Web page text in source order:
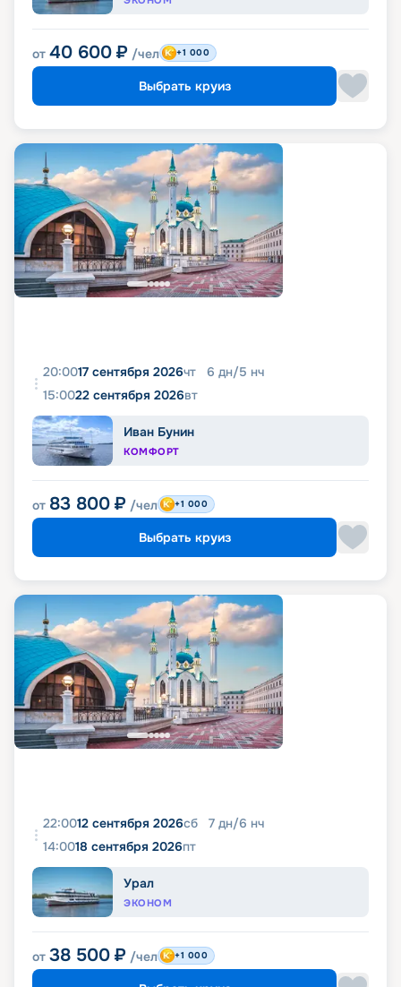
от 40 600 ₽ /чел +1 000
Выбрать круиз
20:0017 сентября 2026чт 6 дн/5 нч
15:0022 сентября 2026вт
Иван Бунин
КОМФОРТ
от 83 800 ₽ /чел +1 000
Выбрать круиз
22:0012 сентября 2026сб 7 дн/6 нч
14:0018 сентября 2026пт
Урал
ЭКОНОМ
от 38 500 ₽ /чел +1 000